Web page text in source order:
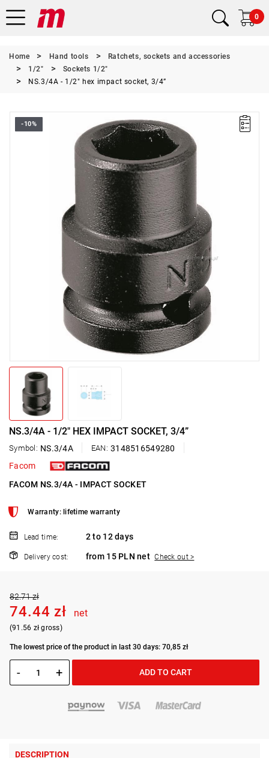
0
Home Hand tools
Ratchets, sockets and accessories
1/2"
Sockets 1/2"
NS.3/4A - 1/2" hex impact socket, 3/4”
-10%
NS.3/4A - 1/2" HEX IMPACT SOCKET, 3/4”
Symbol: NS.3/4A EAN: 3148516549280
Facom
FACOM NS.3/4A - IMPACT SOCKET
Warranty: lifetime warranty
Lead time: 2 to 12 days
Delivery cost: from 15 PLN net Check out >
82.71 zł
74.44 zł net
(91.56 zł gross)
The lowest price of the product in last 30 days: 70,85 zł
- + ADD TO CART
DESCRIPTION